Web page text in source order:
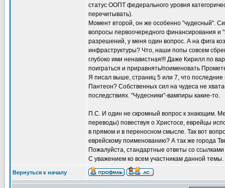
статус ООПТ федерального уровня
перечитывать).
Момент второй, он же особенно "чудесный".
вопросы первоочередного финансирования и
разрешений, у меня один вопрос. А на фига
инфраструктуры? Что, наши попы совсем
глубоко ими ненавистная!!! Даже Кирилл по
поиграться и приравнять/поименовать
Я писал выше, страниц 5 или 7, что последние
Пантеон? Собственных сил на чудеса не
последствиях. "Чудесники"-вампиры какие-то.
П.С. И один не скромный вопрос к знающим.
переводы) повествуя о Христосе, еврейцы
в прямом и в переносном смысле. Так вот
еврейскому поименованию? А так же города
Пожалуйста, стандартные ответы со
С уважением ко всем участникам данной темы.
Вернуться к началу